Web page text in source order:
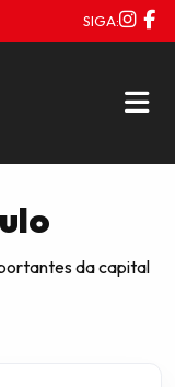
SIGA:
da capital